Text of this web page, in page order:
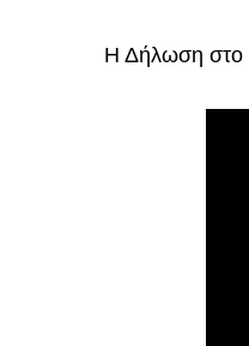
Η Δήλωση στο